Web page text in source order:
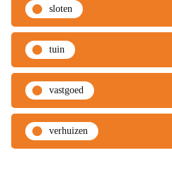
sloten
tuin
vastgoed
verhuizen